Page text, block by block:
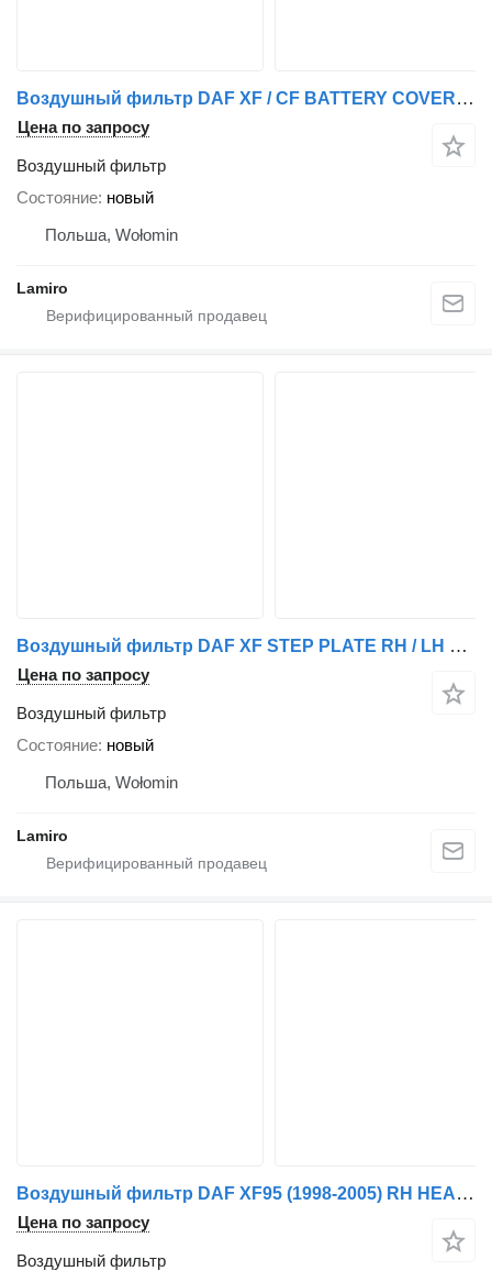
Воздушный фильтр DAF XF / CF BATTERY COVER для грузовика DAF AIR FILTER MAN TGX TGS TGA MANN-FILTER
Цена по запросу
Воздушный фильтр
Состояние новый
Польша, Wołomin
Lamiro
Воздушный фильтр DAF XF STEP PLATE RH / LH для грузовика DAF AIR FILTER VOLVO FH13 D13C FH4 RENAULT T
Цена по запросу
Воздушный фильтр
Состояние новый
Польша, Wołomin
Lamiro
Воздушный фильтр DAF XF95 (1998-2005) RH HEADLAMP RING для грузовика DAF Air filter Renault, Volvo, Scania
Цена по запросу
Воздушный фильтр